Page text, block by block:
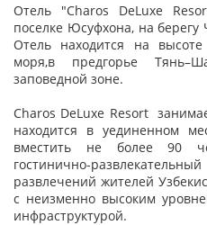
Отель "Charos DeLuxe
поселке Юсуфхона, на берегу
Отель находится на
моря,в предгорье
заповедной зоне.
Charos DeLuxe Resort
находится в уединенном
вместить не более 90
гостинично-
развлечений жителей
с неизменно высоким
инфраструктурой.